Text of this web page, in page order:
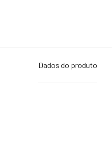
Dados do produto